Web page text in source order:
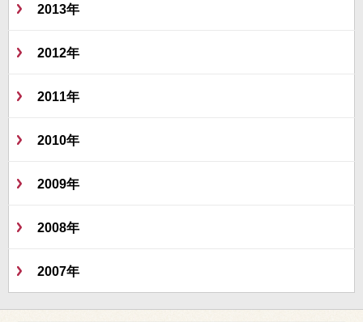
2013年
2012年
2011年
2010年
2009年
2008年
2007年